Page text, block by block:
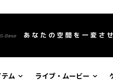
テム ライブ・ムービー